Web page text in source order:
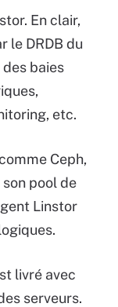
En clair,
le DRDB du
baies
etc.
Ceph,
pool de
Linstor
livré avec
serveurs.